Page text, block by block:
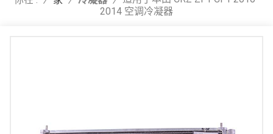
2014 空调冷凝器